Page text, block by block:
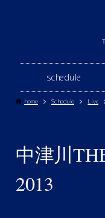
schedule
home Schedule Live
中津川
2013